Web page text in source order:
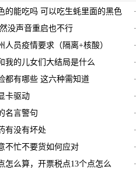
的能吃吗 可以吃生蚝里面的黑色 ·
没声音重启也不行 ·
人员疫情要求（隔离+核酸） ·
我的儿女们大结局是什么 ·
都有哪些 这六种需知道 ·
卡驱动 ·
名言警句 ·
有没有坏处 ·
不忙不要货如何应对 ·
怎么算，开票税点13个点怎么 ·